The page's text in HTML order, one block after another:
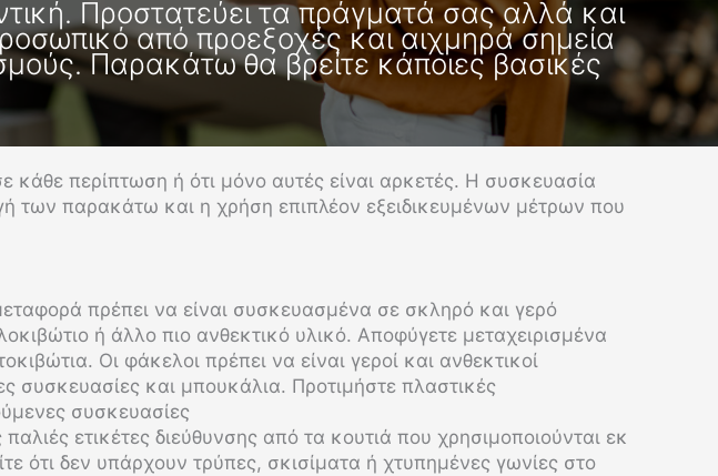
Προστατεύει τα πράγματά σας αλλά και
από προεξοχές και αιχμηρά σημεία
Παρακάτω θα βρείτε κάποιες βασικές
κάθε περίπτωση ή ότι μόνο αυτές είναι αρκετές. Η συσκευασία
των παρακάτω και η χρήση επιπλέον εξειδικευμένων μέτρων που
πρέπει να είναι συσκευασμένα σε σκληρό και γερό
ή άλλο πιο ανθεκτικό υλικό. Αποφύγετε μεταχειρισμένα
Οι φάκελοι πρέπει να είναι γεροί και ανθεκτικοί
συσκευασίες και μπουκάλια. Προτιμήστε πλαστικές
συσκευασίες
παλιές ετικέτες διεύθυνσης από τα κουτιά που χρησιμοποιούνται εκ
ότι δεν υπάρχουν τρύπες, σκισίματα ή χτυπημένες γωνίες στο